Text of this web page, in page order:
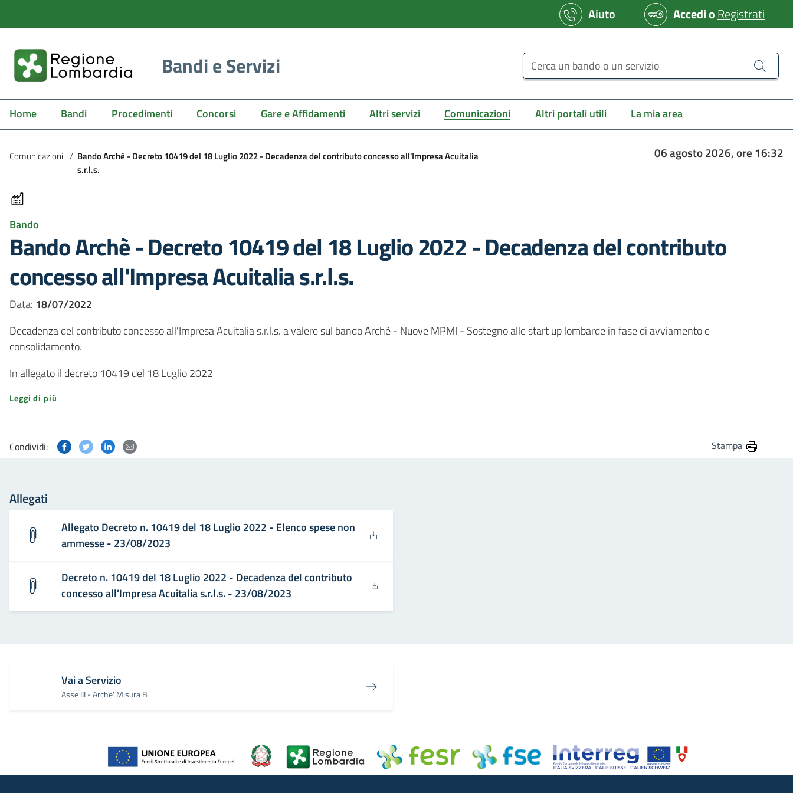
Aiuto AccedioRegistrati
Bandi e Servizi Cerca un bando o un servizio
Home Bandi Procedimenti Concorsi Gare e Affidamenti Altri servizi Comunicazioni Altri portali utili La mia area
Comunicazioni / Bando Archè - Decreto 10419 del 18 Luglio 2022 - Decadenza del contributo concesso all'Impresa Acuitalia
s.r.l.s.
06 agosto 2026, ore 16:32
Bando
Bando Archè - Decreto 10419 del 18 Luglio 2022 - Decadenza del contributo
concesso all'Impresa Acuitalia s.r.l.s.
Data: 18/07/2022
Decadenza del contributo concesso all'Impresa Acuitalia s.r.l.s. a valere sul bando Archè - Nuove MPMI - Sostegno alle start up lombarde in fase di avviamento e
consolidamento.
In allegato il decreto 10419 del 18 Luglio 2022
Leggi di più
Condividi: Condividi questa pagina su Facebook
Condividi questa pagina su Twitter
Condividi questa pagina su Linkedin Stampa
Allegati
Allegato Decreto n. 10419 del 18 Luglio 2022 - Elenco spese non
ammesse - 23/08/2023
Decreto n. 10419 del 18 Luglio 2022 - Decadenza del contributo
concesso all'Impresa Acuitalia s.r.l.s. - 23/08/2023
Vai a Servizio
Asse III - Arche' Misura B